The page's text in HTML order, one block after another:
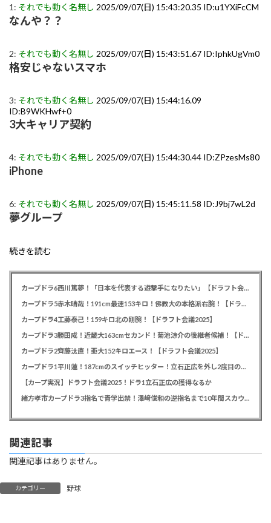
1: それでも動く名無し 2025/09/07(日) 15:43:20.35 ID:u1YXiFcCM
なんや？？
2: それでも動く名無し 2025/09/07(日) 15:43:51.67 ID:IphkUgVm0
格安じゃないスマホ
3: それでも動く名無し 2025/09/07(日) 15:44:16.09
ID:B9WKHwf+0
3大キャリア契約
4: それでも動く名無し 2025/09/07(日) 15:44:30.44 ID:ZPzesMs80
iPhone
6: それでも動く名無し 2025/09/07(日) 15:45:11.58 ID:J9bj7wL2d
夢グループ
続きを読む
カープドラ6西川篤夢！「日本を代表する遊撃手になりたい」【ドラフト会議2025】
カープドラ5赤木晴哉！191cm最速153キロ！佛教大の本格派右腕！【ドラフト会議2025】
カープドラ4工藤泰己！159キロ北の剛腕！【ドラフト会議2025】
カープドラ3勝田成！近畿大163cmセカンド！菊池涼介の後継者候補！【ドラフト会議2025】
カープドラ2齊藤汰直！亜大152キロエース！【ドラフト会議2025】
カープドラ1平川蓮！187cmのスイッチヒッター！立石正広を外し2度目の重複も新井監督がクジを引き当てる！【ドラフト会議2025】
【カープ実況】ドラフト会議2025！ドラ1立石正広の獲得なるか
緒方孝市カープドラ3指名で青学出禁！澤﨑俊和の逆指名まで10年間スカウト出禁
関連記事
関連記事はありません。
カテゴリー 野球